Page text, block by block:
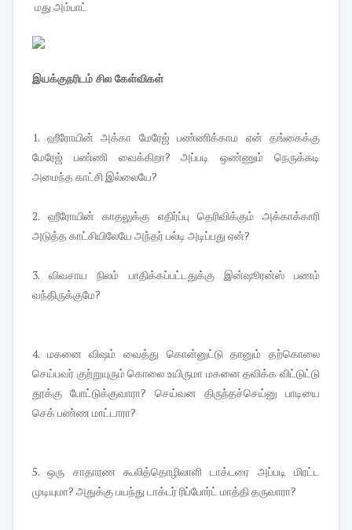
மது அம்பாட்
இயக்குநரிடம் சில கேள்விகள்
1. ஹீரோயின் அக்கா மேரேஜ் பண்ணிக்காம ஏன் தங்கைக்கு
மேரேஜ் பண்ணி வைக்கிறா? அப்படி ஒண்ணும் நெருக்கடி
அமைந்த காட்சி இல்லையே?
2. ஹீரோயின் காதலுக்கு எதிர்ப்பு தெரிவிக்கும் அக்காக்காரி
அடுத்த காட்சியிலேயே அந்தர் பல்டி அடிப்பது ஏன்?
3. விவசாய நிலம் பாதிக்கப்பட்டதுக்கு இன்ஷூரன்ஸ் பணம்
வந்திருக்குமே?
4. மகனை விஷம் வைத்து கொன்னுட்டு தானும் தற்கொலை
செய்பவர் குற்றுயுரும் கொலை உயிருமா மகனை தவிக்க விட்டுட்டு
தூக்கு போட்டுக்குவாரா? செய்வன திருந்தச்செய்னு பாடியை
செக் பண்ண மாட்டாரா?
5. ஒரு சாதாரண கூலித்தொழிலாளி டாக்டரை அப்படி மிரட்ட
முடியுமா? அதுக்கு பயந்து டாக்டர் ரிப்போர்ட் மாத்தி தருவாரா?